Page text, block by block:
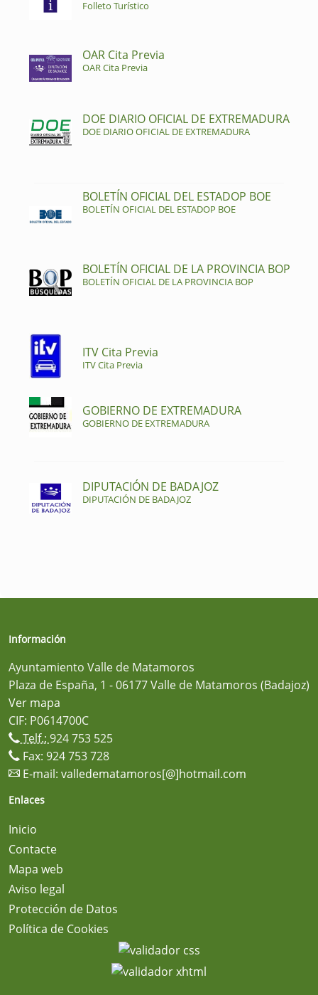
Folleto Turístico
OAR Cita Previa
OAR Cita Previa
DOE DIARIO OFICIAL DE EXTREMADURA
DOE DIARIO OFICIAL DE EXTREMADURA
BOLETÍN OFICIAL DEL ESTADOP BOE
BOLETÍN OFICIAL DEL ESTADOP BOE
BOLETÍN OFICIAL DE LA PROVINCIA BOP
BOLETÍN OFICIAL DE LA PROVINCIA BOP
ITV Cita Previa
ITV Cita Previa
GOBIERNO DE EXTREMADURA
GOBIERNO DE EXTREMADURA
DIPUTACIÓN DE BADAJOZ
DIPUTACIÓN DE BADAJOZ
Información
Ayuntamiento Valle de Matamoros
Plaza de España, 1 - 06177 Valle de Matamoros (Badajoz)
Ver mapa
CIF: P0614700C
Telf.: 924 753 525
Fax: 924 753 728
E-mail: valledematamoros[@]hotmail.com
Enlaces
Inicio
Contacte
Mapa web
Aviso legal
Protección de Datos
Política de Cookies